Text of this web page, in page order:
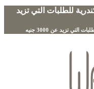
للطلبات التي تزيد